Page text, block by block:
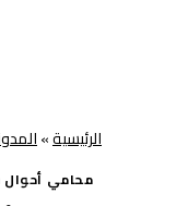
الرئيسية»
محامي